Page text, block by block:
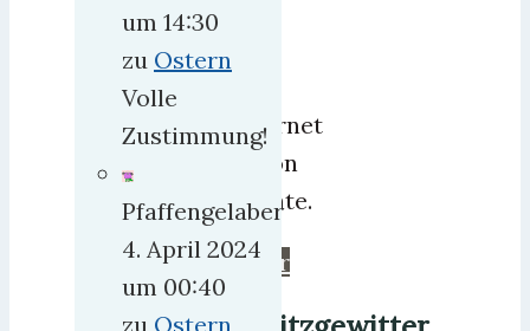
Internet
schon
kannte.
mehr
um 14:30
zu Ostern
Volle
Zustimmung!
Pfaffengelaber
4. April 2024
um 00:40
zu Ostern